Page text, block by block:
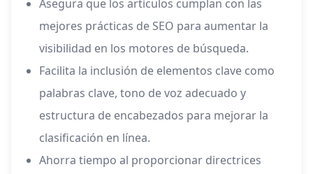
Asegura que los artículos cumplan con las
mejores prácticas de SEO para aumentar la
visibilidad en los motores de búsqueda.
Facilita la inclusión de elementos clave como
palabras clave, tono de voz adecuado y
estructura de encabezados para mejorar la
clasificación en línea.
Ahorra tiempo al proporcionar directrices